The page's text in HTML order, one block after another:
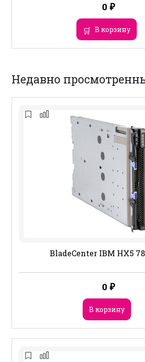
0 ₽
В корзину
Недавно
BladeCenter IBM HX5
0 ₽
В корзину